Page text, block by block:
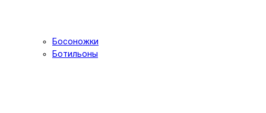
Босоножки
Ботильоны